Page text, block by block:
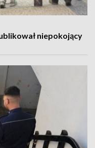
niepokojący